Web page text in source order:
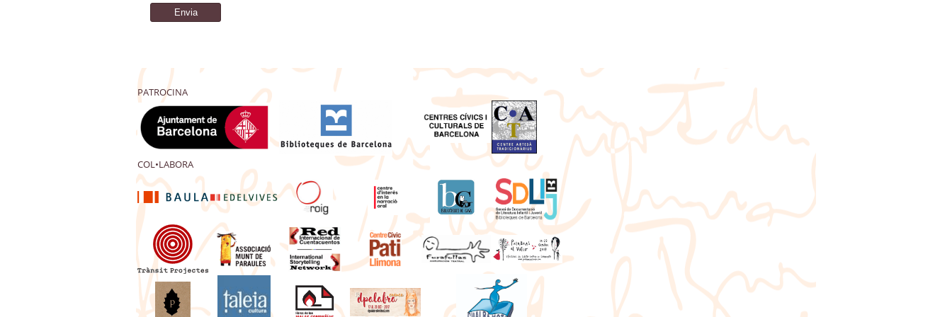
PATROCINA
COL•LABORA